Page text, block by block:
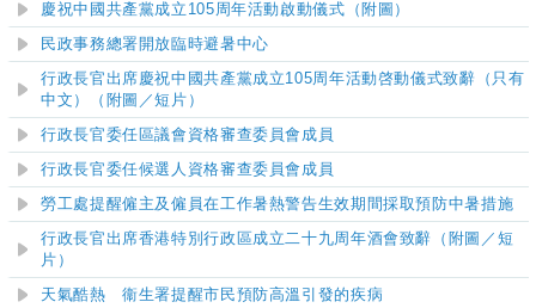
​慶祝中國共產黨成立105周年活動啟動儀式（附圖）
民政事務總署開放臨時避暑中心
行政長官出席慶祝中國共產黨成立105周年活動啓動儀式致辭（只有
中文）（附圖／短片）
行政長官委任區議會資格審查委員會成員
行政長官委任候選人資格審查委員會成員
勞工處提醒僱主及僱員在工作暑熱警告生效期間採取預防中暑措施
行政長官出席香港特別行政區成立二十九周年酒會致辭 （附圖／短
片）
天氣酷熱 衞生署提醒市民預防高溫引發的疾病